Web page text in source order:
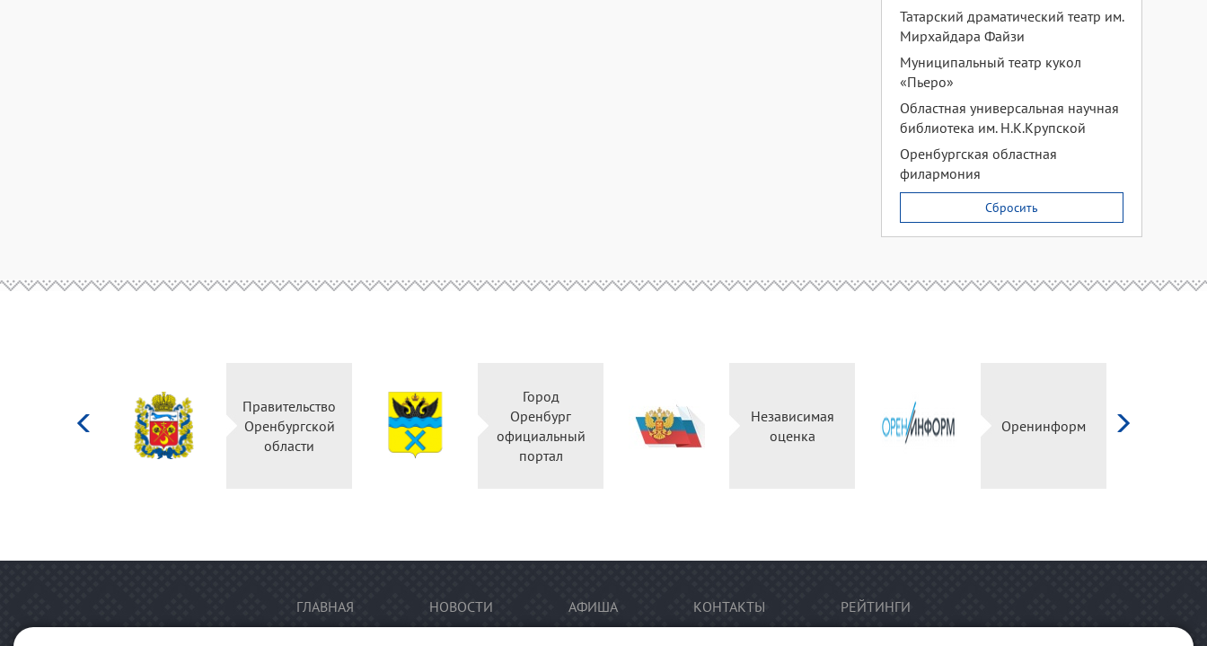
Татарский драматический театр им.
Мирхайдара Файзи
Муниципальный театр кукол
«Пьеро»
Областная универсальная научная
библиотека им. Н.К.Крупской
Оренбургская областная
филармония
Сбросить
Правительство
Оренбургской
области
Город
Оренбург
официальный
портал
Независимая
оценка
Оренинформ
ГЛАВНАЯ НОВОСТИ АФИША КОНТАКТЫ РЕЙТИНГИ